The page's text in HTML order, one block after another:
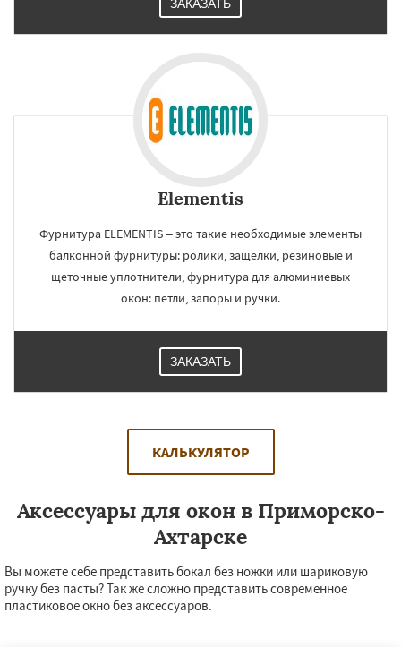
ЗАКАЗАТЬ
Elementis
Фурнитура ELEMENTIS – это такие необходимые элементы
балконной фурнитуры: ролики, защелки, резиновые и
щеточные уплотнители, фурнитура для алюминиевых
окон: петли, запоры и ручки.
ЗАКАЗАТЬ
КАЛЬКУЛЯТОР
Аксессуары для окон в Приморско-
Ахтарске
Вы можете себе представить бокал без ножки или шариковую
ручку без пасты? Так же сложно представить современное
пластиковое окно без аксессуаров.